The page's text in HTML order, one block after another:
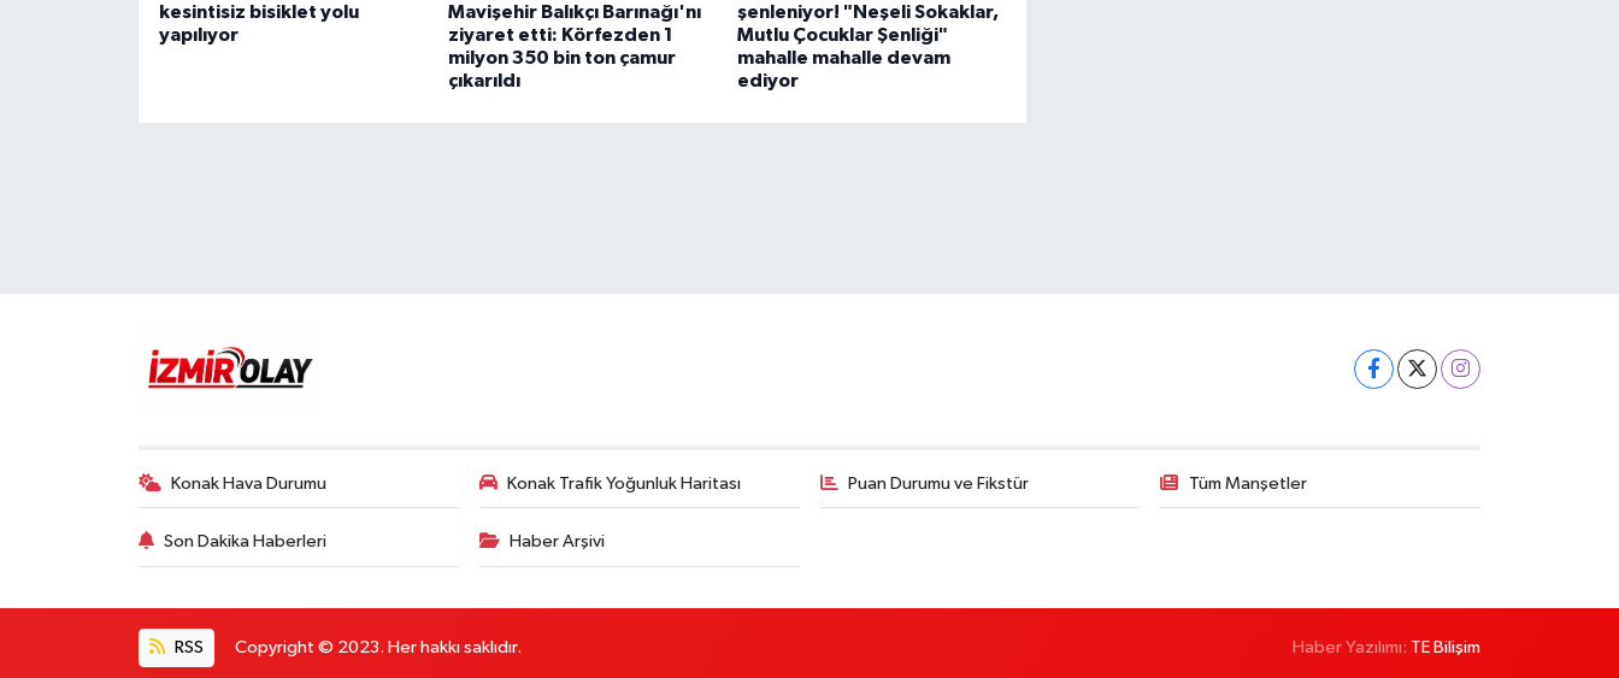
kesintisiz bisiklet yolu
yapılıyor
Mavişehir Balıkçı Barınağı'nı
ziyaret etti: Körfezden 1
milyon 350 bin ton çamur
çıkarıldı
şenleniyor! "Neşeli Sokaklar,
Mutlu Çocuklar Şenliği"
mahalle mahalle devam
ediyor
Konak Hava Durumu Konak Trafik Yoğunluk Haritası Puan Durumu ve Fikstür Tüm Manşetler
Son Dakika Haberleri Haber Arşivi
RSS Copyright © 2023. Her hakkı saklıdır. Haber Yazılımı: TE Bilişim